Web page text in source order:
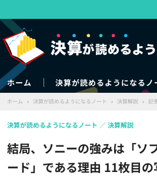
ホーム 決算が読めるようになるノ
ホーム › 決算が読めるようになるノート › 決算解説 › 記
結局、ソニーの強みは「ソ
ード」である理由 11枚目
決算が読めるようになるノート 決算解説